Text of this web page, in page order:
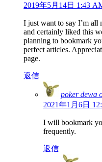
2019年5月14日 1:43
I just want to say I’m
and certainly liked this
planning to bookmark
perfect articles.
page.
返信
poker dewa
2021年1月6日
I will bookmark
frequently.
返信